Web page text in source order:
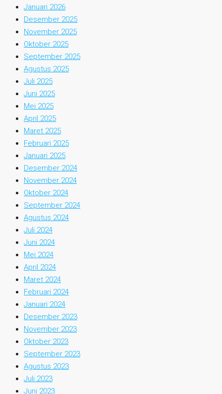
Januari 2026
Desember 2025
November 2025
Oktober 2025
September 2025
Agustus 2025
Juli 2025
Juni 2025
Mei 2025
April 2025
Maret 2025
Februari 2025
Januari 2025
Desember 2024
November 2024
Oktober 2024
September 2024
Agustus 2024
Juli 2024
Juni 2024
Mei 2024
April 2024
Maret 2024
Februari 2024
Januari 2024
Desember 2023
November 2023
Oktober 2023
September 2023
Agustus 2023
Juli 2023
Juni 2023